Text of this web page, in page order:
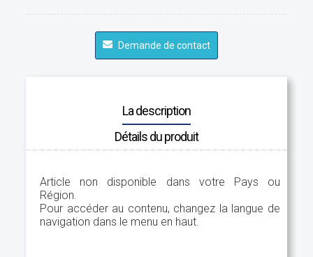
Demande de contact
La description
Détails du produit
Article non disponible dans votre Pays ou
Région.
Pour accéder au contenu, changez la langue de
navigation dans le menu en haut.